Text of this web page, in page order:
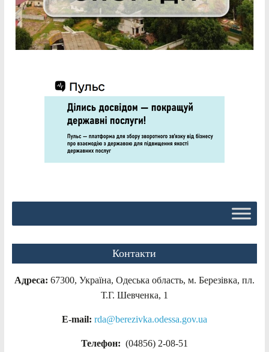
Контакти
Адреса: 67300, Україна, Одеська область, м. Березівка, пл.
Т.Г. Шевченка, 1
E-mail: rda@berezivka.odessa.gov.ua
Телефон: (04856) 2-08-51